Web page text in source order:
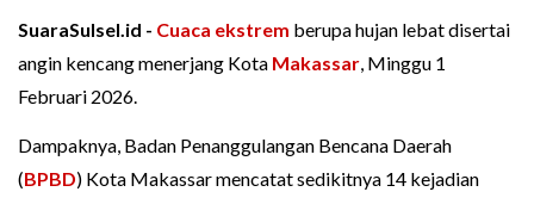
SuaraSulsel.id - Cuaca ekstrem berupa hujan lebat disertai
angin kencang menerjang Kota Makassar, Minggu 1
Februari 2026.
Dampaknya, Badan Penanggulangan Bencana Daerah
(BPBD) Kota Makassar mencatat sedikitnya 14 kejadian